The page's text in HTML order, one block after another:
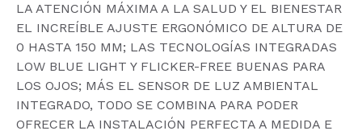
LA ATENCIÓN MÁXIMA A LA SALUD Y EL BIENESTAR 
EL INCREÍBLE AJUSTE ERGONÓMICO DE ALTURA DE
0 HASTA 150 MM; LAS TECNOLOGÍAS INTEGRADAS
LOW BLUE LIGHT Y FLICKER-FREE BUENAS PARA
LOS OJOS; MÁS EL SENSOR DE LUZ AMBIENTAL
INTEGRADO, TODO SE COMBINA PARA PODER
OFRECER LA INSTALACIÓN PERFECTA A MEDIDA E